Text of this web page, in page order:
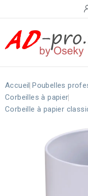
Accueil Poubelles
Corbeilles à papier
Corbeille à papier